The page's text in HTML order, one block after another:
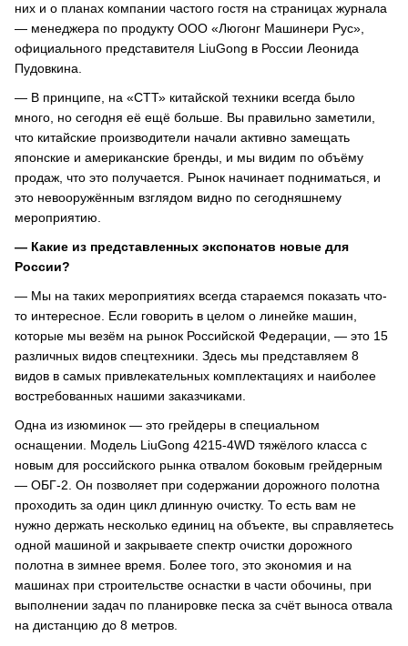
них и о планах компании частого гостя на страницах журнала
— менеджера по продукту ООО «Люгонг Машинери Рус»,
официального представителя LiuGong в России Леонида
Пудовкина.
— В принципе, на «СТТ» китайской техники всегда было
много, но сегодня её ещё больше. Вы правильно заметили,
что китайские производители начали активно замещать
японские и американские бренды, и мы видим по объёму
продаж, что это получается. Рынок начинает подниматься, и
это невооружённым взглядом видно по сегодняшнему
мероприятию.
— Какие из представленных экспонатов новые для
России?
— Мы на таких мероприятиях всегда стараемся показать что-
то интересное. Если говорить в целом о линейке машин,
которые мы везём на рынок Российской Федерации, — это 15
различных видов спецтехники. Здесь мы представляем 8
видов в самых привлекательных комплектациях и наиболее
востребованных нашими заказчиками.
Одна из изюминок — это грейдеры в специальном
оснащении. Модель LiuGong 4215-4WD тяжёлого класса с
новым для российского рынка отвалом боковым грейдерным
— ОБГ-2. Он позволяет при содержании дорожного полотна
проходить за один цикл длинную очистку. То есть вам не
нужно держать несколько единиц на объекте, вы справляетесь
одной машиной и закрываете спектр очистки дорожного
полотна в зимнее время. Более того, это экономия и на
машинах при строительстве оснастки в части обочины, при
выполнении задач по планировке песка за счёт выноса отвала
на дистанцию до 8 метров.